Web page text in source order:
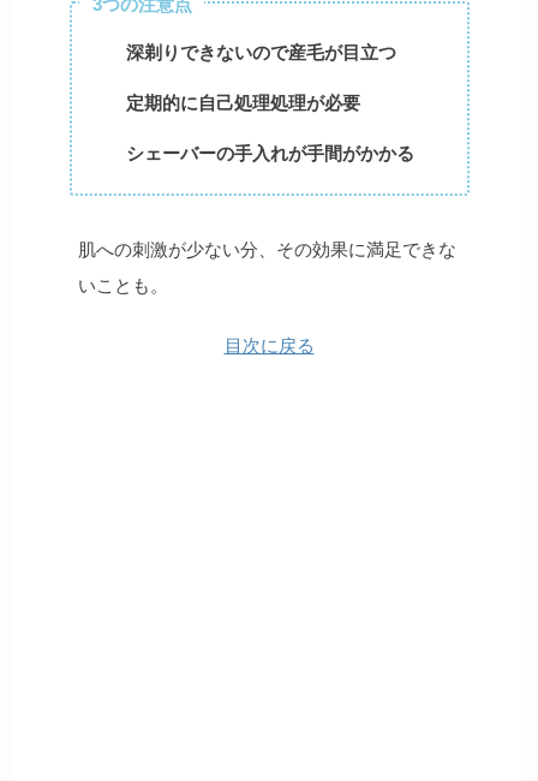
3つの注意点
深剃りできないので産毛が目立つ
定期的に自己処理処理が必要
シェーバーの手入れが手間がかかる
肌への刺激が少ない分、その効果に満足できな
いことも。
目次に戻る